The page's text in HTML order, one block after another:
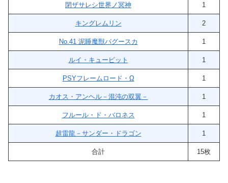
閉ザサレシ世界ノ冥神 1
キングレムリン 2
No.41 泥睡魔獣バグースカ 1
ルイ・キューピット 1
PSYフレームロード・Ω 1
カオス・アンヘル－混沌の双翼－ 1
フルール・ド・バロネス 1
超雷龍－サンダー・ドラゴン 1
合計 15枚